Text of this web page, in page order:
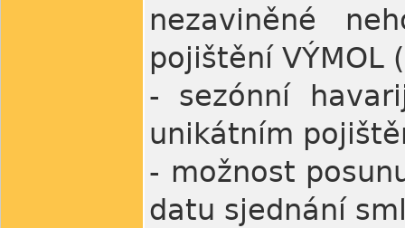
nezaviněné
pojištění
- sezónní
unikátním
- možnost
datu sjednání